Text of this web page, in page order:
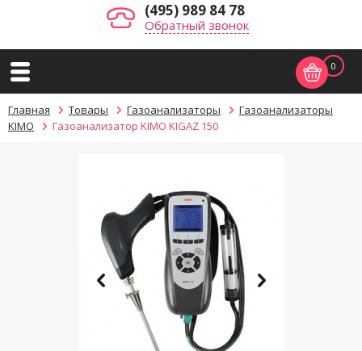
(495) 989 84 78
Обратный звонок
0
Главная Товары Газоанализаторы
Газоанализаторы
KIMO
Газоанализатор KIMO KIGAZ 150